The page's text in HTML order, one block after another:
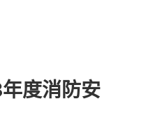
度消防安